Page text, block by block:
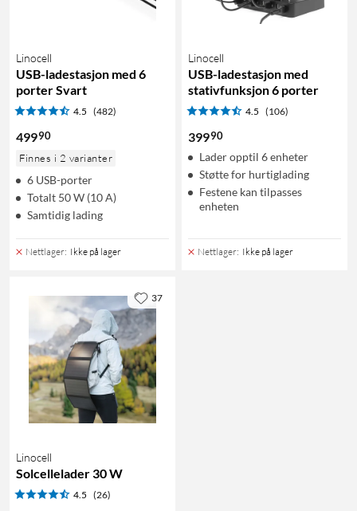
Linocell
USB-ladestasjon med 6
porter Svart
4.5 (482)
49990
Finnes i 2 varianter
6 USB-porter
Totalt 50 W (10 A)
Samtidig lading
Nettlager: Ikke på lager
Linocell
USB-ladestasjon med
stativfunksjon 6 porter
4.5 (106)
39990
Lader opptil 6 enheter
Støtte for hurtiglading
Festene kan tilpasses
enheten
Nettlager: Ikke på lager
Linocell
Solcellelader 30 W
4.5 (26)
37